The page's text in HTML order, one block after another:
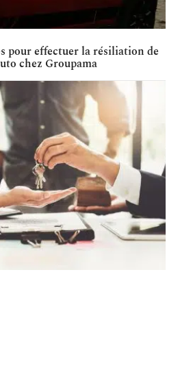
pour effectuer la résiliation de
chez Groupama